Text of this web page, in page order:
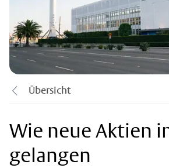
Übersicht
Wie neue Aktien in
gelangen